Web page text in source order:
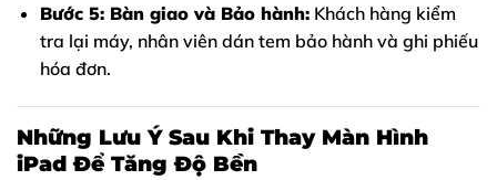
Bước 5: Bàn giao và Bảo hành:Khách hàng kiểm
tra lại máy, nhân viên dán tem bảo hành và ghi phiếu
hóa đơn.
Những Lưu Ý Sau Khi Thay Màn Hình
iPad Để Tăng Độ Bền